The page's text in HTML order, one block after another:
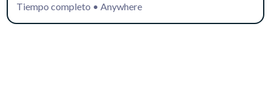
Tiempo completo •Anywhere